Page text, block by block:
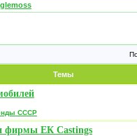
Темы
СССР
фирмы EК Castings